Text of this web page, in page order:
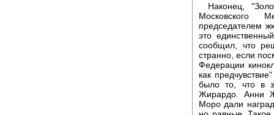
Наконец,
Московского
председателем
это
сообщил, что
странно, если
Федерации
как
было то, что в
Жирардо. Анни
Моро дали